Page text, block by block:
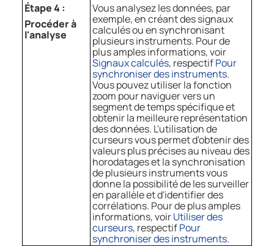
Étape 4 :
Procéder à
l'analyse
Vous analysez les données, par
exemple, en créant des signaux
calculés ou en synchronisant
plusieurs instruments. Pour de
plus amples informations, voir
Signaux calculés, respectifPour
synchroniser des instruments.
Vous pouvez utiliser la fonction
zoom pour naviguer vers un
segment de temps spécifique et
obtenir la meilleure représentation
des données. L'utilisation de
curseurs vous permet d'obtenir des
valeurs plus précises au niveau des
horodatages et la synchronisation
de plusieurs instruments vous
donne la possibilité de les surveiller
en parallèle et d'identifier des
corrélations. Pour de plus amples
informations, voirUtiliser des
curseurs, respectifPour
synchroniser des instruments.